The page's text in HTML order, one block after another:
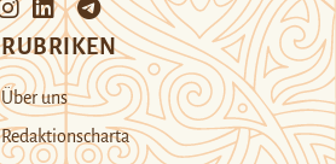
RUBRIKEN
Über uns
Redaktionscharta